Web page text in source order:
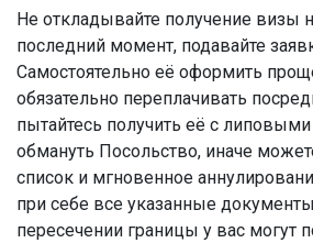
Не откладывайте получение визы
последний момент, подавайте
Самостоятельно её оформить
обязательно переплачивать
пытайтесь получить её с
обмануть Посольство, иначе
список и мгновенное
при себе все указанные
пересечении границы у вас могут